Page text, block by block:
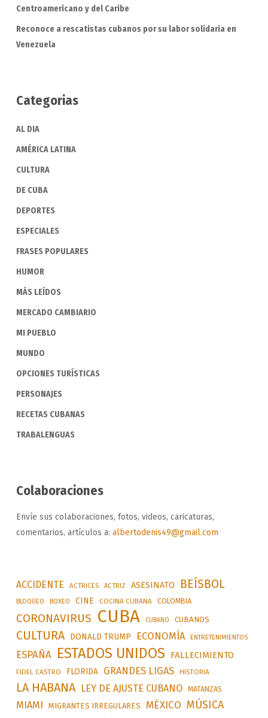
Centroamericano y del Caribe
Reconoce a rescatistas cubanos por su labor solidaria en
Venezuela
Categorias
AL DIA
AMÉRICA LATINA
CULTURA
DE CUBA
DEPORTES
ESPECIALES
FRASES POPULARES
HUMOR
MÁS LEÍDOS
MERCADO CAMBIARIO
MI PUEBLO
MUNDO
OPCIONES TURÍSTICAS
PERSONAJES
RECETAS CUBANAS
TRABALENGUAS
Colaboraciones
Envíe sus colaboraciones, fotos, videos, caricaturas,
comentarios, artículos a: albertodenis49@gmail.com
ACCIDENTE ACTRICES ACTRIZ ASESINATO BEÍSBOL
BLOQUEO BOXEO CINE COCINA CUBANA COLOMBIA
CORONAVIRUS CUBA CUBANO CUBANOS
CULTURA DONALD TRUMP ECONOMÍA ENTRETENIMIENTOS
ESPAÑA ESTADOS UNIDOS FALLECIMIENTO
FIDEL CASTRO FLORIDA GRANDES LIGAS HISTORIA
LA HABANA LEY DE AJUSTE CUBANO MATANZAS
MIAMI MIGRANTES IRREGULARES MÉXICO MÚSICA